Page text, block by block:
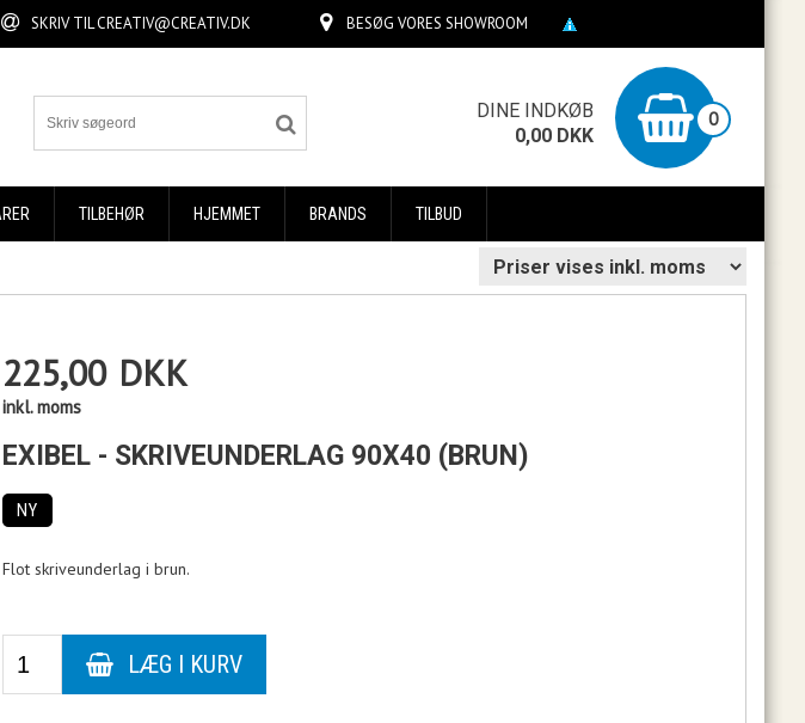
SKRIV TILCREATIV@CREATIV.DK BESØG VORES SHOWROOM
DINE INDKØB 0
0,00 DKK
TILBEHØR HJEMMET BRANDS TILBUD
225,00 DKK
inkl. moms
EXIBEL - SKRIVEUNDERLAG 90X40 (BRUN)
NY
Flot skriveunderlag i brun.